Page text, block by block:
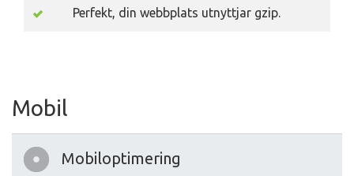
Perfekt, din webbplats utnyttjar gzip.
Mobil
Mobiloptimering